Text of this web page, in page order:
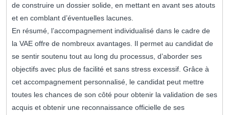
de construire un dossier solide, en mettant en avant ses atouts
et en comblant d’éventuelles lacunes.
En résumé, l’accompagnement individualisé dans le cadre de
la VAE offre de nombreux avantages. Il permet au candidat de
se sentir soutenu tout au long du processus, d’aborder ses
objectifs avec plus de facilité et sans stress excessif. Grâce à
cet accompagnement personnalisé, le candidat peut mettre
toutes les chances de son côté pour obtenir la validation de ses
acquis et obtenir une reconnaissance officielle de ses